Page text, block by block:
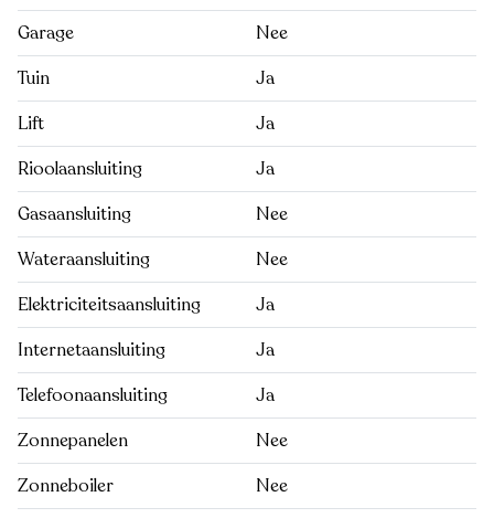
Garage
Nee
Tuin
Ja
Lift
Ja
Rioolaansluiting
Ja
Gasaansluiting
Nee
Wateraansluiting
Nee
Elektriciteitsaansluiting
Ja
Internetaansluiting
Ja
Telefoonaansluiting
Ja
Zonnepanelen
Nee
Zonneboiler
Nee